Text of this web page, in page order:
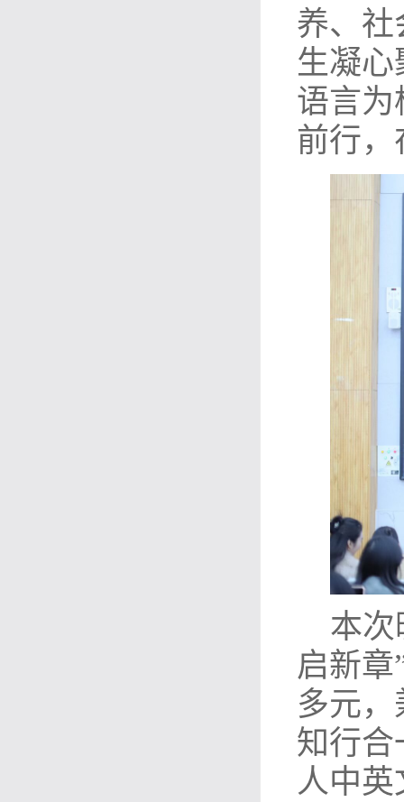
养、社
生凝
语言为
前行
本次
启新章
多元
知行合
人中